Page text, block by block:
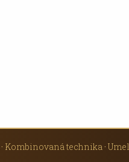
· Kombinovaná technika·